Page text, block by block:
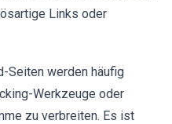
Links oder
Seiten werden häufig
Werkzeuge oder
zu verbreiten. Es ist